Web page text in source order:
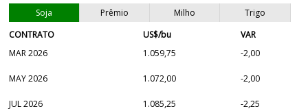
Soja Prêmio Milho
Trigo
CONTRATO
US$/bu
VAR
MAR 2026
1.059,75 -2,00
MAY 2026 1.072,00 -2,00
JUL 2026 1.085,25 -2,25